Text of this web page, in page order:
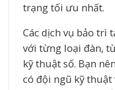
trạng tối ưu nhất.
Các dịch vụ bảo trì
với từng loại đàn,
kỹ thuật số. Bạn
có đội ngũ kỹ